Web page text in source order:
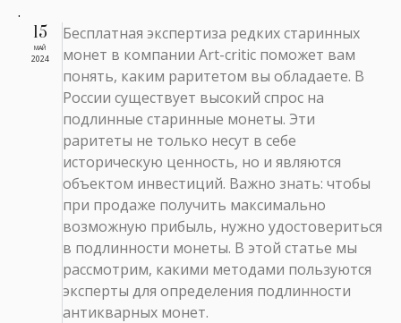
.
15
МАЙ
2024
Бесплатная экспертиза редких старинных
монет в компании Art-critic поможет вам
понять, каким раритетом вы обладаете. В
России существует высокий спрос на
подлинные старинные монеты. Эти
раритеты не только несут в себе
историческую ценность, но и являются
объектом инвестиций. Важно знать: чтобы
при продаже получить максимально
возможную прибыль, нужно удостовериться
в подлинности монеты. В этой статье мы
рассмотрим, какими методами пользуются
эксперты для определения подлинности
антикварных монет.